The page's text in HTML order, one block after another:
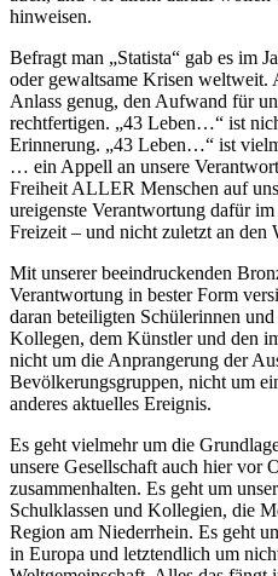
hinweisen.
Befragt man „Statista“ gab es im
oder gewaltsame Krisen weltweit.
Anlass genug, den Aufwand für
rechtfertigen. „43 Leben…“ ist
Erinnerung. „43 Leben…“ ist
… ein Appell an unsere
Freiheit ALLER Menschen auf
ureigenste Verantwortung dafür
Freizeit – und nicht zuletzt an den
Mit unserer beeindruckenden
Verantwortung in bester Form
daran beteiligten Schülerinnen
Kollegen, dem Künstler und den
nicht um die Anprangerung der
Bevölkerungsgruppen, nicht um
anderes aktuelles Ereignis.
Es geht vielmehr um die
unsere Gesellschaft auch hier vor
zusammenhalten. Es geht um
Schulklassen und Kollegien, die
Region am Niederrhein. Es geht
in Europa und letztendlich um